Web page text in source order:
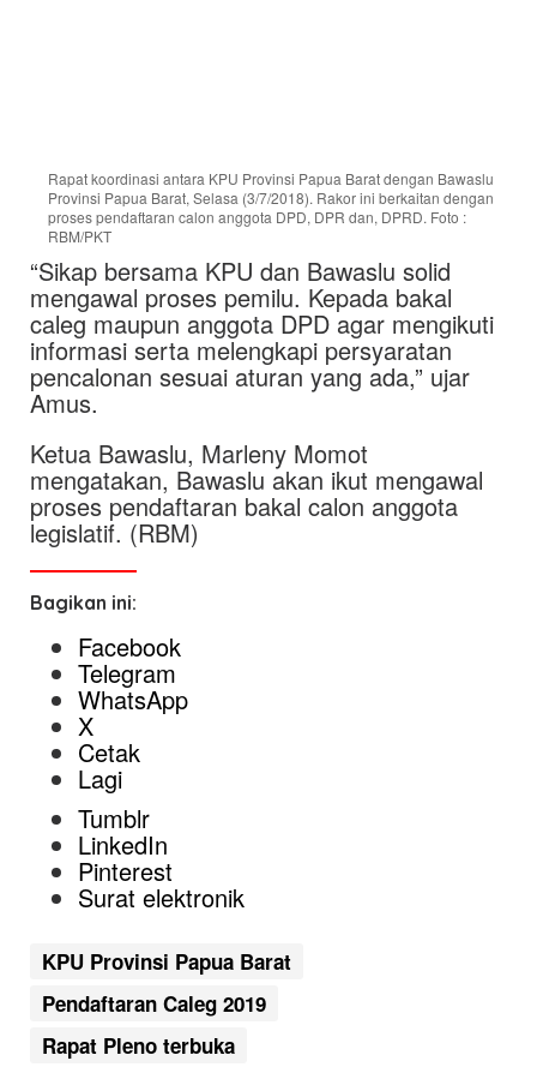
Rapat koordinasi antara KPU Provinsi Papua Barat dengan Bawaslu
Provinsi Papua Barat, Selasa (3/7/2018). Rakor ini berkaitan dengan
proses pendaftaran calon anggota DPD, DPR dan, DPRD. Foto :
RBM/PKT
“Sikap bersama KPU dan Bawaslu solid
mengawal proses pemilu. Kepada bakal
caleg maupun anggota DPD agar mengikuti
informasi serta melengkapi persyaratan
pencalonan sesuai aturan yang ada,” ujar
Amus.
Ketua Bawaslu, Marleny Momot
mengatakan, Bawaslu akan ikut mengawal
proses pendaftaran bakal calon anggota
legislatif. (RBM)
Bagikan ini:
Facebook
Telegram
WhatsApp
X
Cetak
Lagi
Tumblr
LinkedIn
Pinterest
Surat elektronik
KPU Provinsi Papua Barat
Pendaftaran Caleg 2019
Rapat Pleno terbuka